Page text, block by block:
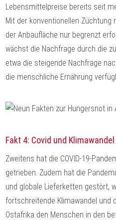
Lebensmittelpreise bereits seit
Mit der konventionellen
der Anbaufläche nur begrenzt
wächst die Nachfrage durch die
etwa die steigende Nachfrage
die menschliche Ernährung
Fakt 4: Covid und
Zweitens hat die COVID-19-
getrieben. Zudem hat die
und globale Lieferketten gestört,
fortschreitende Klimawandel und
Ostafrika den Menschen in den